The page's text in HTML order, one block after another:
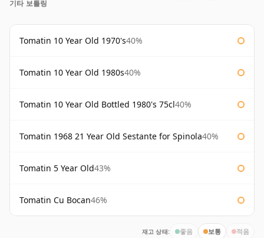
기타 보틀링
Tomatin 10 Year Old 1970's40%
Tomatin 10 Year Old 1980s40%
Tomatin 10 Year Old Bottled 1980's 75cl40%
Tomatin 1968 21 Year Old Sestante for Spinola40%
Tomatin 5 Year Old43%
Tomatin Cu Bocan46%
재고 상태: 좋음 보통 적음